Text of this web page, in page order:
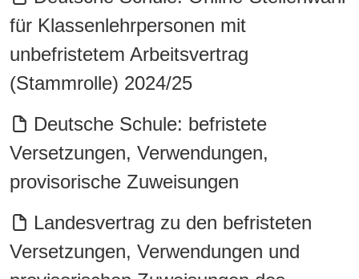
für Klassenlehrpersonen mit
unbefristetem Arbeitsvertrag
(Stammrolle) 2024/25
Deutsche Schule: befristete
Versetzungen, Verwendungen,
provisorische Zuweisungen
Landesvertrag zu den befristeten
Versetzungen, Verwendungen und